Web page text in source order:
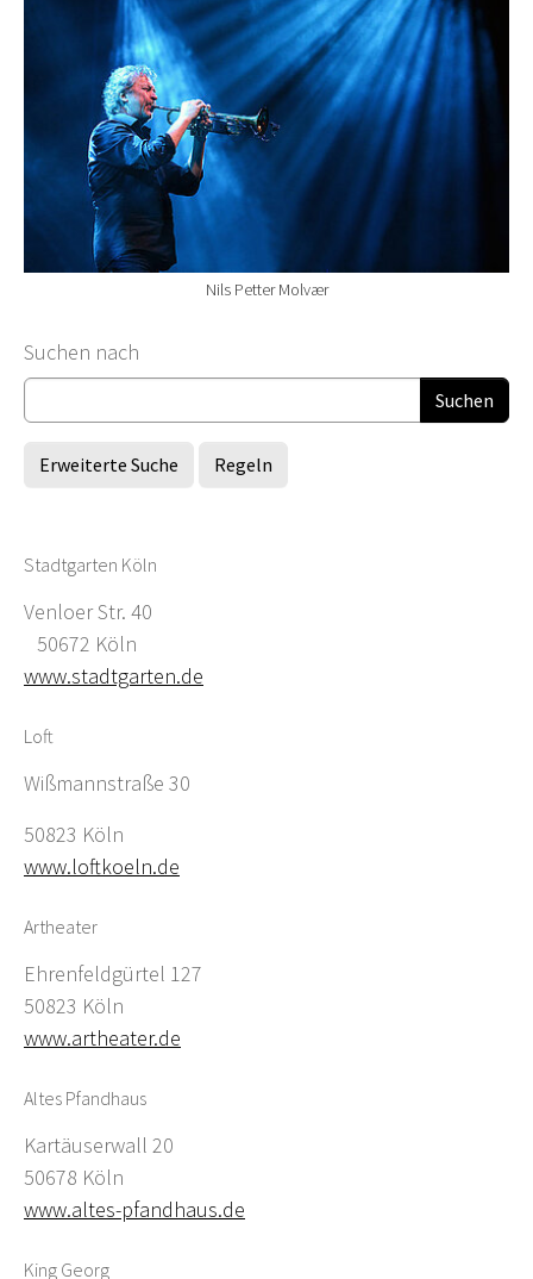
Nils Petter Molvær
Suchformular
Suchen nach
Erweiterte Suche Regeln
Stadtgarten Köln
Venloer Str. 40
50672 Köln
www.stadtgarten.de
Loft
Wißmannstraße 30
50823 Köln
www.loftkoeln.de
Artheater
Ehrenfeldgürtel 127
50823 Köln
www.artheater.de
Altes Pfandhaus
Kartäuserwall 20
50678 Köln
www.altes-pfandhaus.de
King Georg